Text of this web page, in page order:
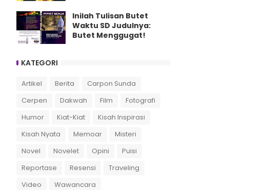
Inilah Tulisan Butet
Waktu SD Judulnya:
Butet Menggugat!
KATEGORI
Artikel Berita
Carpon Sunda
Cerpen
Dakwah Film
Fotografi
Humor
Kiat-Kiat
Kisah Inspirasi
Kisah Nyata
Memoar
Misteri
Novel
Novelet Opini
Puisi
Reportase
Resensi
Traveling
Video
Wawancara